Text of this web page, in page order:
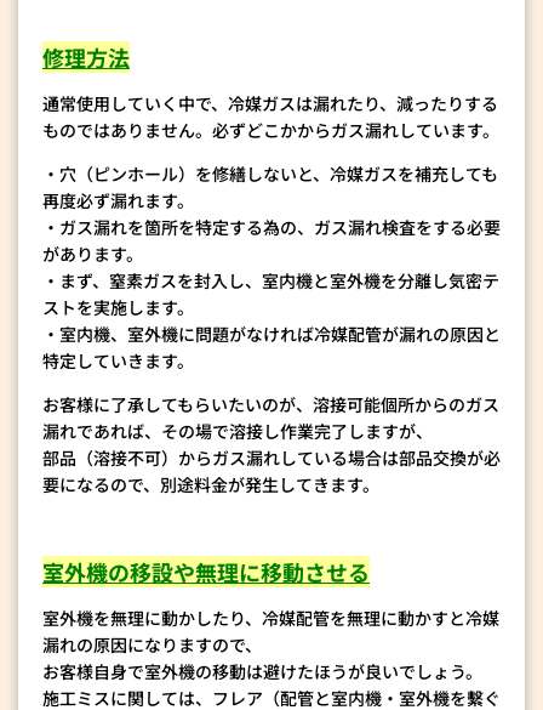
修理方法
通常使用していく中で、冷媒ガスは漏れたり、減ったりする
ものではありません。必ずどこかからガス漏れしています。
・穴（ピンホール）を修繕しないと、冷媒ガスを補充しても
再度必ず漏れます。
・ガス漏れを箇所を特定する為の、ガス漏れ検査をする必要
があります。
・まず、窒素ガスを封入し、室内機と室外機を分離し気密テ
ストを実施します。
・室内機、室外機に問題がなければ冷媒配管が漏れの原因と
特定していきます。
お客様に了承してもらいたいのが、溶接可能個所からのガス
漏れであれば、その場で溶接し作業完了しますが、
部品（溶接不可）からガス漏れしている場合は部品交換が必
要になるので、別途料金が発生してきます。
室外機の移設や無理に移動させる
室外機を無理に動かしたり、冷媒配管を無理に動かすと冷媒
漏れの原因になりますので、
お客様自身で室外機の移動は避けたほうが良いでしょう。
施工ミスに関しては、フレア（配管と室内機・室外機を繫ぐ